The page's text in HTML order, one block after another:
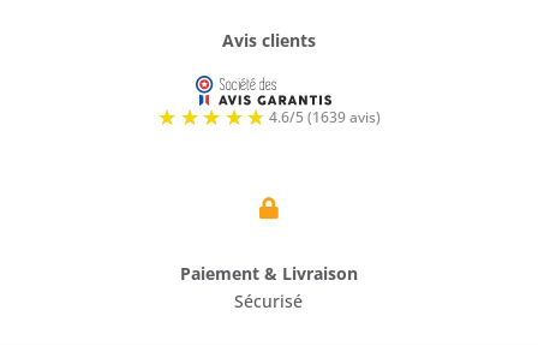
Avis clients

Paiement & Livraison
Sécurisé